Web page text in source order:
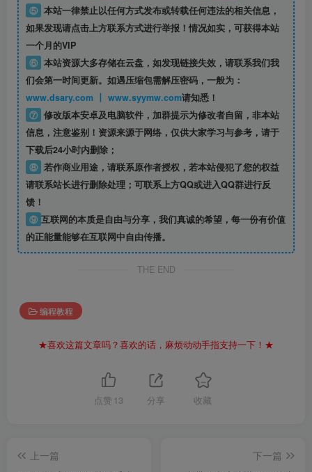
⑤ 本站一律禁止以任何方式发布或转载任何违法的相关信息，
如果发现请点击上方联系方式进行举报！情况如实，可获得本站
一个月的VIP
⑥ 本站资源大多存储在云盘，如发现链接失效，请联系我们我
们会第一时间更新。如遇压缩包需解压密码，一般为：
www.dsary.com 丨 www.syymw.com请知悉！
⑦ 修改版本安卓及电脑软件，加群提示为修改者自留， 非本站
信息，注意鉴别！资源来源于网络，仅供大家学习与参考，请于
下载后24小时内删除；
⑧ 若作商业用途，请联系原作者授权，若本站侵犯了您的权益
请联系站长进行删除处理；可联系上方QQ或进入QQ群进行反
馈！
⑨ 互联网的本质是自由与分享，我们真诚的希望，每一份有价值
的正能量能够在互联网中自由传播。
THE END
编程教程
★喜欢这篇文章吗？喜欢的话，麻烦动动手指支持一下！★
点赞 13 分享 收藏
上一篇
下一篇